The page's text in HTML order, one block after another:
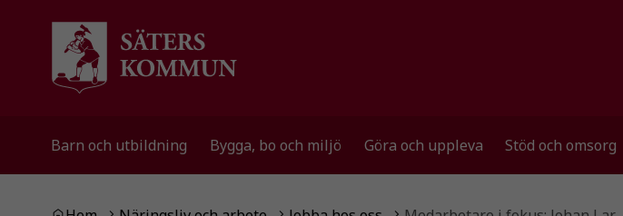
Barn och utbildning Bygga, bo och miljö Göra och uppleva Stöd och omsorg